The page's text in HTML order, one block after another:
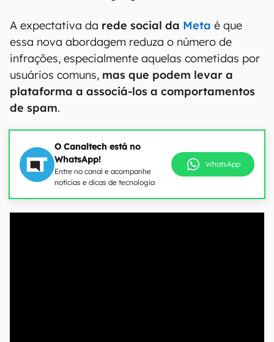
A expectativa da rede social da Meta é que
essa nova abordagem reduza o número de
infrações, especialmente aquelas cometidas por
usuários comuns, mas que podem levar a
plataforma a associá-los a comportamentos
de spam.
O Canaltech está no
WhatsApp!
Entre no canal e acompanhe
notícias e dicas de tecnologia
WhatsApp